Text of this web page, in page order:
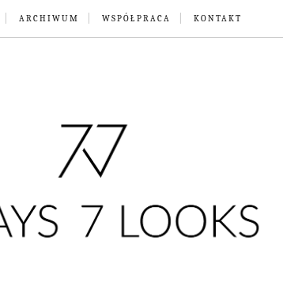
ARCHIWUM WSPÓŁPRACA KONTAKT